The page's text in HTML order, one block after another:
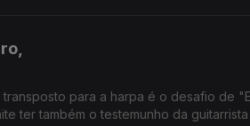
para a harpa é o desafio de
ter também o testemunho da